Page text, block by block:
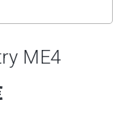
ME4